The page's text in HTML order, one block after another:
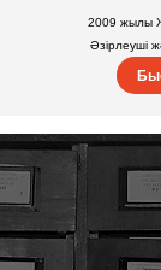
2009 жылы
Әзірлеуші